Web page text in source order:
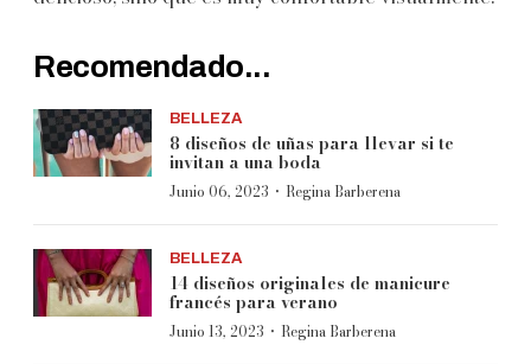
Recomendado...
BELLEZA
8 diseños de uñas para llevar si te
invitan a una boda
Junio 06, 2023 · Regina Barberena
BELLEZA
14 diseños originales de manicure
francés para verano
Junio 13, 2023 · Regina Barberena